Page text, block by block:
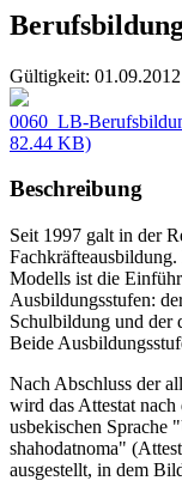
Gültigkeit:
0060_LB-
82.44 KB)
Beschreibung
Seit 1997 galt in der
Fachkräfteausbildung.
Modells ist die
Ausbildungsstufen:
Schulbildung und der
Beide
Nach Abschluss der
wird das Attestat
usbekischen Sprache
shahodatnoma"
ausgestellt, in dem